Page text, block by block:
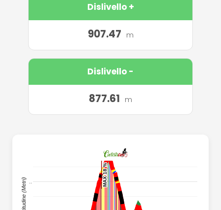
Dislivello +
907.47 m
Dislivello -
877.61 m
MAX 18 %
MAX 18 %
MAX 18 %
MAX 18 %
Altitudine (Metri)